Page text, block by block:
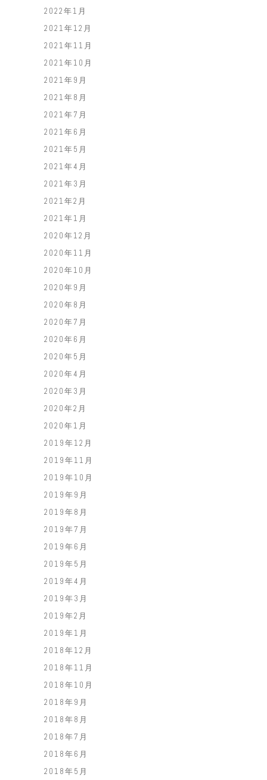
2022年1月
2021年12月
2021年11月
2021年10月
2021年9月
2021年8月
2021年7月
2021年6月
2021年5月
2021年4月
2021年3月
2021年2月
2021年1月
2020年12月
2020年11月
2020年10月
2020年9月
2020年8月
2020年7月
2020年6月
2020年5月
2020年4月
2020年3月
2020年2月
2020年1月
2019年12月
2019年11月
2019年10月
2019年9月
2019年8月
2019年7月
2019年6月
2019年5月
2019年4月
2019年3月
2019年2月
2019年1月
2018年12月
2018年11月
2018年10月
2018年9月
2018年8月
2018年7月
2018年6月
2018年5月